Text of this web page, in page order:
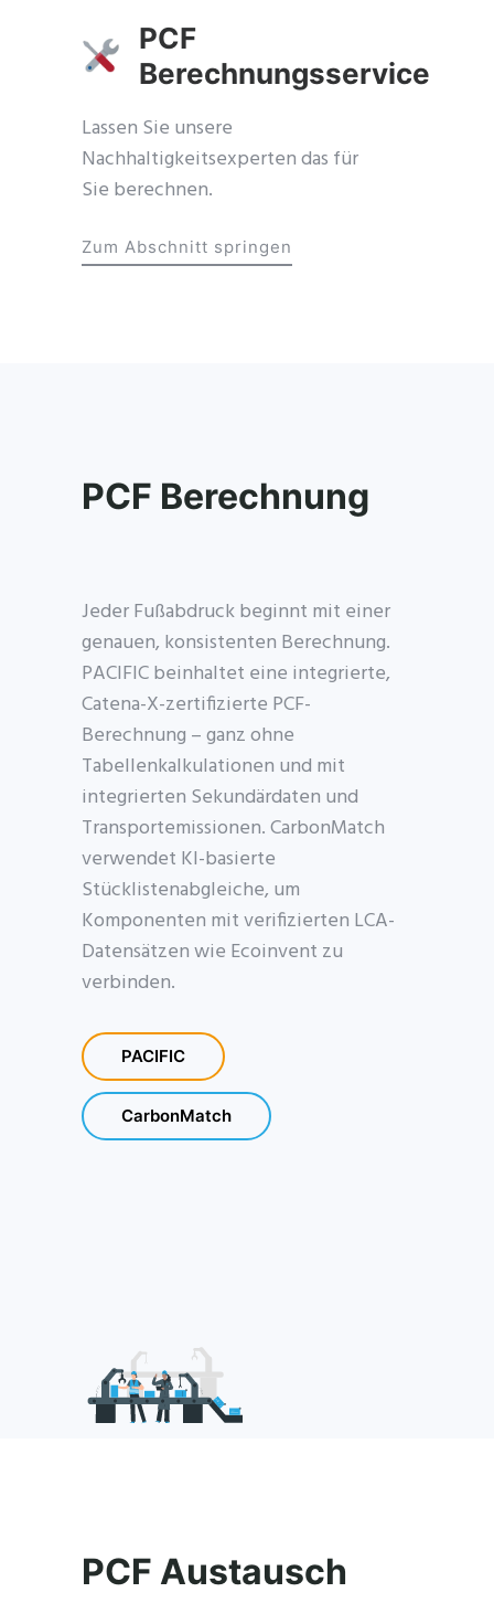
PCF
Berechnungsservice
Lassen Sie unsere
Nachhaltigkeitsexperten das für
Sie berechnen.
Zum Abschnitt springen
PCF Berechnung
Jeder Fußabdruck beginnt mit einer
genauen, konsistenten Berechnung.
PACIFIC beinhaltet eine integrierte,
Catena-X-zertifizierte PCF-
Berechnung – ganz ohne
Tabellenkalkulationen und mit
integrierten Sekundärdaten und
Transportemissionen. CarbonMatch
verwendet KI-basierte
Stücklistenabgleiche, um
Komponenten mit verifizierten LCA-
Datensätzen wie Ecoinvent zu
verbinden.
PACIFIC
CarbonMatch
PCF Austausch